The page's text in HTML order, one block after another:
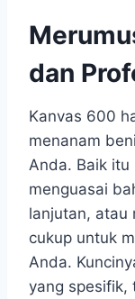
dan
Kanvas 600
menanam
Anda. Baik itu
menguasai
lanjutan, atau
cukup untuk
Anda.
yang spesifik,